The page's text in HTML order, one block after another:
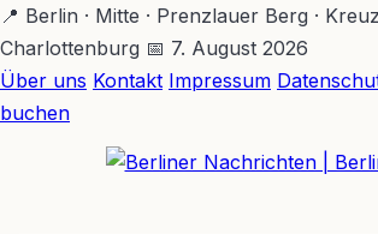
Zum
Hauptinhalt
springen
📍 Berlin · Mitte · Prenzlauer Berg ·
Charlottenburg 📅 7. August 2026
Über uns Kontakt Impressum
buchen